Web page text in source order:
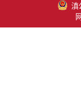
滇